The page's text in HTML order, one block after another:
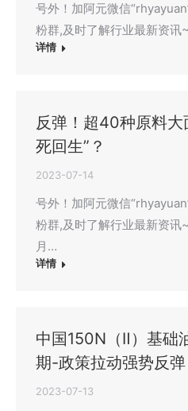
号外！加阿元微信
粉群,及时了解行业最新资讯
详情
反弹！超40种原料大
死回生”？
2023-07-14
号外！加阿元微信
粉群,及时了解行业最新资讯
月…
详情
中国150N（Ⅱ）基础
期-政策拉动强势反弹
2023-07-13